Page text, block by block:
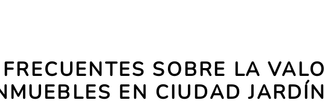
SOBRE LA
EN CIUDAD JARDÍN